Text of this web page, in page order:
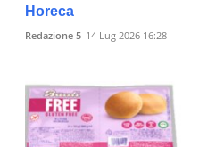
Horeca
Redazione 5 14 Lug 2026 16:28